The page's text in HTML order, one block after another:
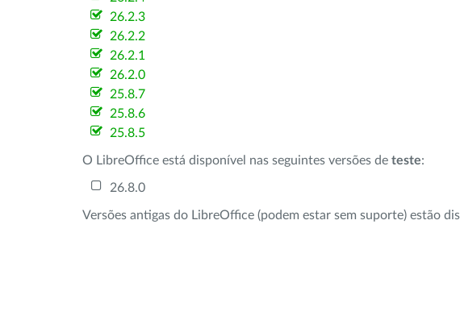
26.2.3
26.2.2
26.2.1
26.2.0
25.8.7
25.8.6
25.8.5
O LibreOffice está disponível nas seguintes versões de teste:
26.8.0
Versões antigas do LibreOffice (podem estar sem suporte) estão